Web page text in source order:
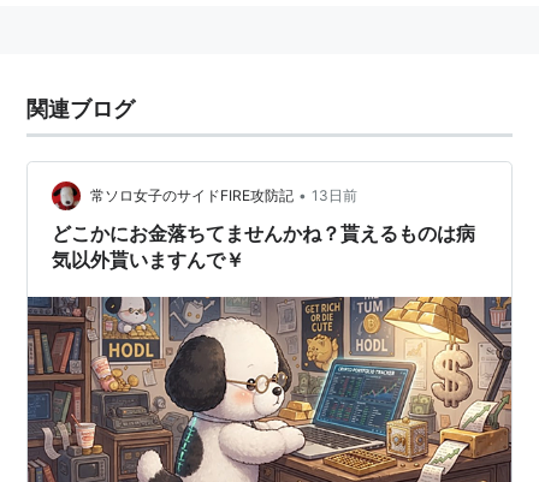
第一勧業銀行（DKB）、富士銀行（FBK）、日本興業銀
（IBJ）のリテール部門を分離して設立された。
全都道府県に支店を持つ邦銀唯一の銀行。前身の一つが
第一勧銀である流れから、宝くじ販売コーナーがある。
傘下に信託銀行のみずほ信託銀行、リテール証券のみず
ほ証券・ユーシーカードなどを持つ。
特例金融債発行許可行であるが、2007年3月27日に割
引金融債・利付金融債の発行を終了。2011年4月末に財
形金融債の発行を終了。
2013年7月1日、ホールセール部門の「みずほコーポレ
関連ブログ
常ソロ女子のサイドFIRE攻防記 • 13日前
どこかにお金落ちてませんかね？貰えるものは病
気以外貰いますんで￥